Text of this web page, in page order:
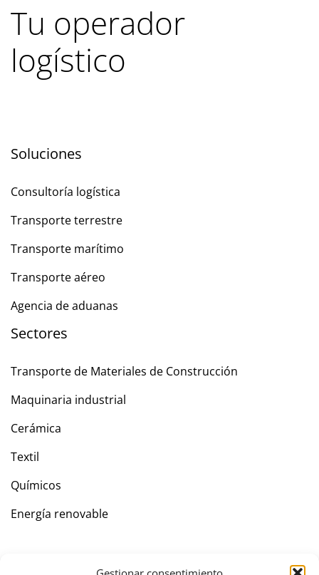
Tu operador
logístico
Soluciones
Consultoría logística
Transporte terrestre
Transporte marítimo
Transporte aéreo
Agencia de aduanas
Sectores
Transporte de Materiales de Construcción
Maquinaria industrial
Cerámica
Textil
Químicos
Energía renovable